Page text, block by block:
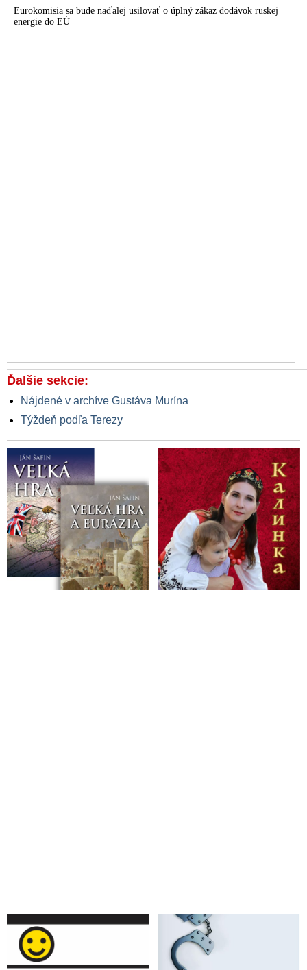
Eurokomisia sa bude naďalej usilovať o úplný zákaz dodávok ruskej
energie do EÚ
Ďalšie sekcie:
Nájdené v archíve Gustáva Murína
Týždeň podľa Terezy